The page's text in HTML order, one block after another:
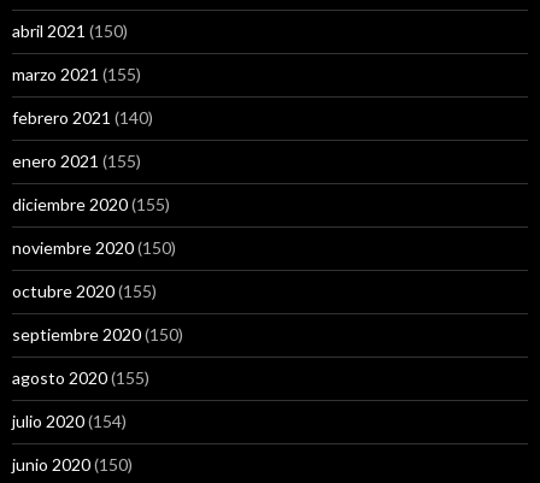
abril 2021 (150)
marzo 2021 (155)
febrero 2021 (140)
enero 2021 (155)
diciembre 2020(155)
noviembre 2020(150)
octubre 2020(155)
septiembre 2020(150)
agosto 2020(155)
julio 2020(154)
junio 2020(150)